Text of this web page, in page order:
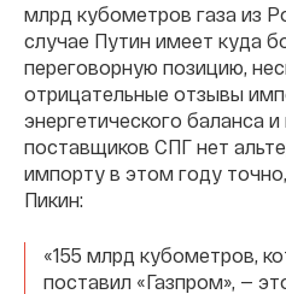
млрд кубометров газа из
случае Путин имеет куда
переговорную позицию,
отрицательные отзывы
энергетического баланса
поставщиков СПГ нет
импорту в этом году
Пикин:
«155 млрд кубометров,
поставил «Газпром», —